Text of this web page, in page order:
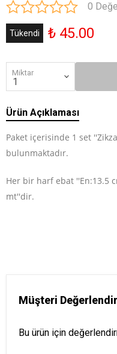
0
Tükendi ₺ 45.00
Miktar
Ürün Açıklaması
Paket içerisinde 1 set
bulunmaktadır.
Her bir harf ebat ''En:13.5
mt''dir.
Müşteri
Bu ürün için